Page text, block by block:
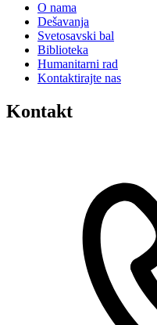
O nama
Dešavanja
Svetosavski bal
Biblioteka
Humanitarni rad
Kontaktirajte nas
Kontakt